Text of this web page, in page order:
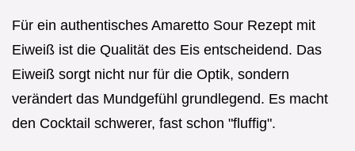
Für ein authentisches Amaretto Sour Rezept mit
Eiweiß ist die Qualität des Eis entscheidend. Das
Eiweiß sorgt nicht nur für die Optik, sondern
verändert das Mundgefühl grundlegend. Es macht
den Cocktail schwerer, fast schon "fluffig".